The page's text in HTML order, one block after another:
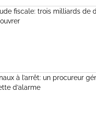
fiscale: trois milliards de
à l’arrêt: un procureur
d’alarme